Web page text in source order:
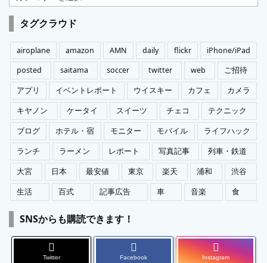
テ
ゴ
リ
ー
タグクラウド
airoplane amazon AMN daily flickr
iPhone/iPad
posted
saitama soccer twitter web
ご招待
アプリ
イベントレポート ウイスキー カフェ
カメラ
キヤノン
ケータイ スイーツ チェコ
テクニック
ブログ
ホテル・宿 モニター モバイル
ライフハック
ランチ
ラーメン レポート 写真記事
列車・鉄道
大宮
日本 最安値 東京 楽天 浦和
渋谷
生活
百式 記事広告 車 音楽 食
SNSからも購読できます！
Twitter Facebook Instagram